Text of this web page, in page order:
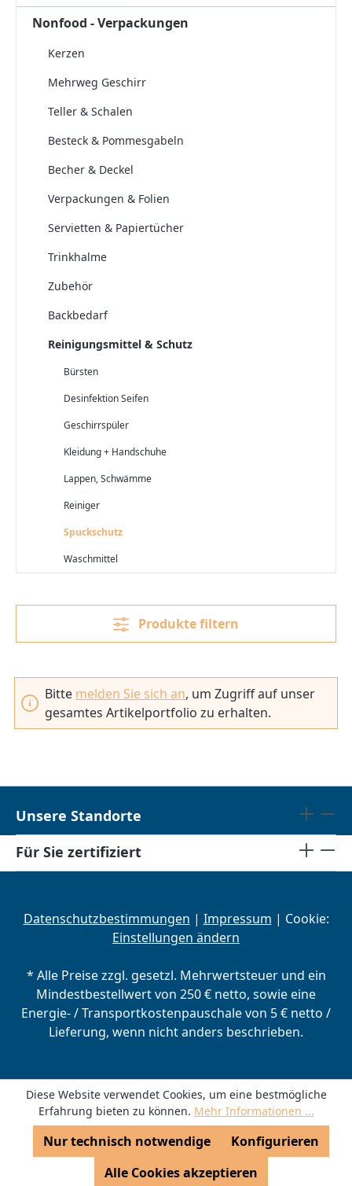
Nonfood - Verpackungen
Kerzen
Mehrweg Geschirr
Teller & Schalen
Besteck & Pommesgabeln
Becher & Deckel
Verpackungen & Folien
Servietten & Papiertücher
Trinkhalme
Zubehör
Backbedarf
Reinigungsmittel & Schutz
Bürsten
Desinfektion Seifen
Geschirrspüler
Kleidung + Handschuhe
Lappen, Schwämme
Reiniger
Spuckschutz
Waschmittel
Produkte filtern
Bitte melden Sie sich an, um Zugriff auf unser
gesamtes Artikelportfolio zu erhalten.
Unsere Standorte
Für Sie zertifiziert
Datenschutzbestimmungen | Impressum | Cookie:
Einstellungen ändern
* Alle Preise zzgl. gesetzl. Mehrwertsteuer und ein
Mindestbestellwert von 250 € netto, sowie eine
Energie- / Transportkostenpauschale von 5 € netto /
Lieferung, wenn nicht anders beschrieben.
Diese Website verwendet Cookies, um eine bestmögliche
Erfahrung bieten zu können. Mehr Informationen ...
Nur technisch notwendige
Konfigurieren
Alle Cookies akzeptieren